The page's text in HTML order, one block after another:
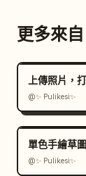
更多來
上傳照片，
@✨ Pulikesi✨
單色手繪草
@✨ Pulikesi✨